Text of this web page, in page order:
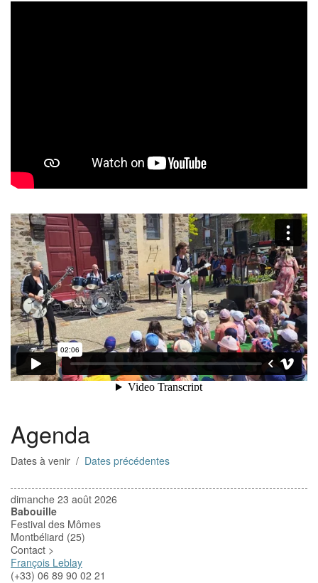
Agenda
Dates à venir / Dates précédentes
dimanche 23 août 2026
Babouille
Festival des Mômes
Montbéliard (25)
Contact >
François Leblay
(+33) ‭‭06 89 90 02 21